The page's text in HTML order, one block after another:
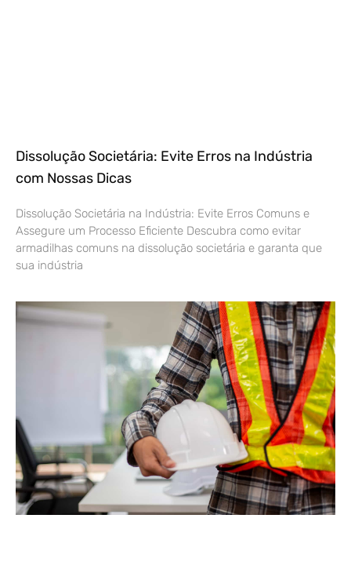
Dissolução Societária: Evite Erros na Indústria
com Nossas Dicas
Dissolução Societária na Indústria: Evite Erros Comuns e
Assegure um Processo Eficiente Descubra como evitar
armadilhas comuns na dissolução societária e garanta que
sua indústria